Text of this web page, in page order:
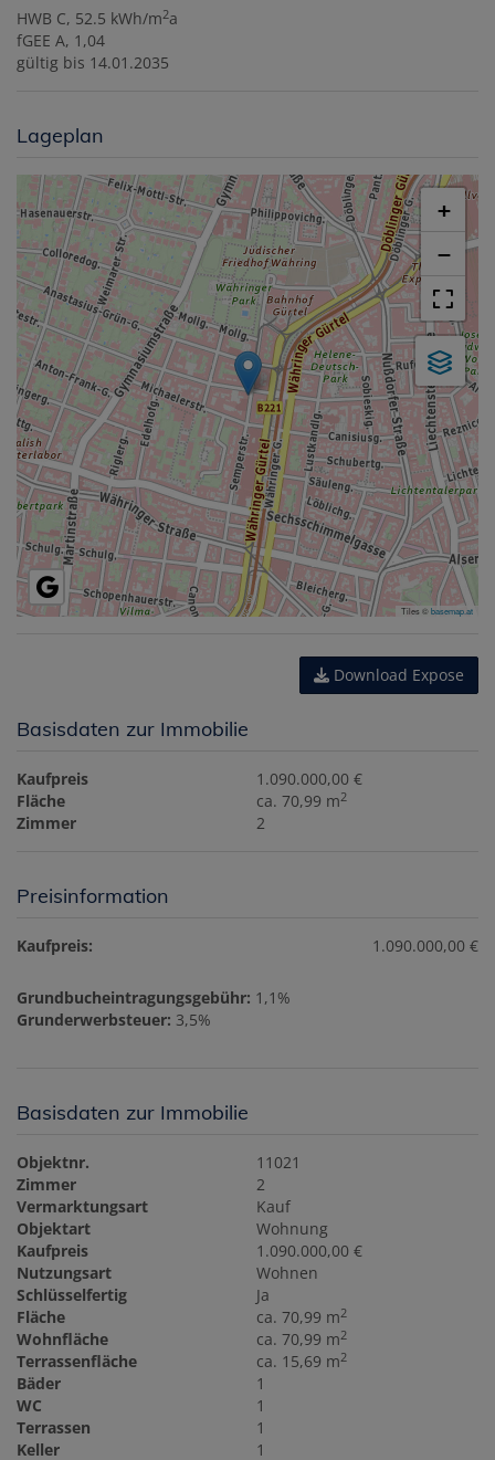
HWB C, 52.5 kWh/m2a
fGEE A, 1,04
gültig bis 14.01.2035
Lageplan
+
−
Tiles ©basemap.at
Download Expose
Basisdaten zur Immobilie
Kaufpreis
1.090.000,00 €
Fläche
ca. 70,99 m2
Zimmer 2
Preisinformation
Kaufpreis: 1.090.000,00 €
Grundbucheintragungsgebühr: 1,1%
Grunderwerbsteuer: 3,5%
Basisdaten zur Immobilie
Objektnr.
11021
Zimmer
2
Vermarktungsart
Kauf
Objektart
Wohnung
Kaufpreis
1.090.000,00 €
Nutzungsart
Wohnen
Schlüsselfertig
Ja
Fläche
ca. 70,99 m2
Wohnfläche ca. 70,99 m2
Terrassenfläche ca. 15,69 m2
Bäder
1
WC
1
Terrassen
1
Keller
1